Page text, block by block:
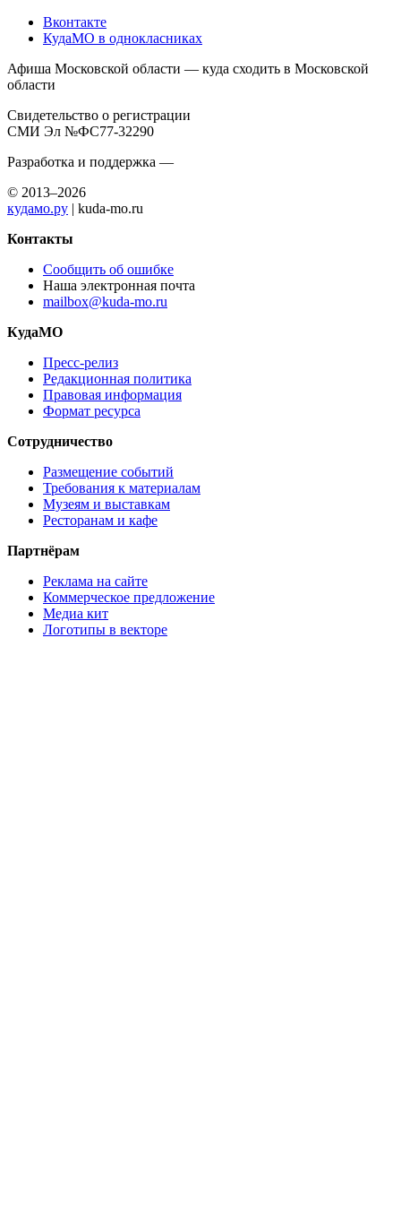
Вконтакте
КудаМО в однокласниках
Афиша Московской области — куда сходить в Московской
области
Свидетельство о регистрации
СМИ Эл №ФС77-32290
Разработка и поддержка —
© 2013–2026
кудамо.ру | kuda-mo.ru
Контакты
Сообщить об ошибке
Наша электронная почта
mailbox@kuda-mo.ru
КудаМО
Пресс-релиз
Редакционная политика
Правовая информация
Формат ресурса
Сотрудничество
Размещение событий
Требования к материалам
Музеям и выставкам
Ресторанам и кафе
Партнёрам
Реклама на сайте
Коммерческое предложение
Медиа кит
Логотипы в векторе